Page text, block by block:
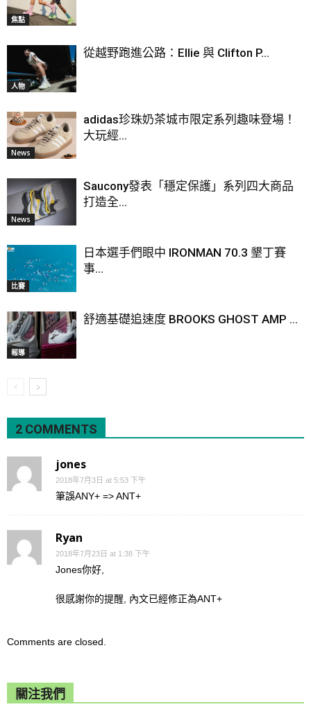
焦點
人物
從越野跑進公路：Ellie 與 Clifton P...
News
adidas珍珠奶茶城市限定系列趣味登場！
大玩經...
News
Saucony發表「穩定保護」系列四大商品
打造全...
比賽
日本選手們眼中 IRONMAN 70.3 墾丁賽
事...
報導
舒適基礎追速度 BROOKS GHOST AMP ...
2 COMMENTS
jones
2018年7月3日 at 5:53 下午
筆誤ANY+ => ANT+
Ryan
2018年7月23日 at 1:38 下午
Jones你好,
很感謝你的提醒, 內文已經修正為ANT+
Comments are closed.
關注我們